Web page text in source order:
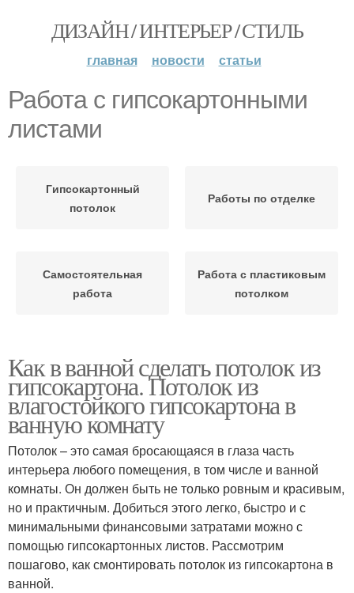
ДИЗАЙН / ИНТЕРЬЕР / СТИЛЬ
главная новости статьи
Работа с гипсокартонными
листами
Гипсокартонный
потолок
Работы по отделке
Самостоятельная
работа
Работа с пластиковым
потолком
Как в ванной сделать потолок из
гипсокартона. Потолок из
влагостойкого гипсокартона в
ванную комнату
Потолок – это самая бросающаяся в глаза часть
интерьера любого помещения, в том числе и ванной
комнаты. Он должен быть не только ровным и красивым,
но и практичным. Добиться этого легко, быстро и с
минимальными финансовыми затратами можно с
помощью гипсокартонных листов. Рассмотрим
пошагово, как смонтировать потолок из гипсокартона в
ванной.